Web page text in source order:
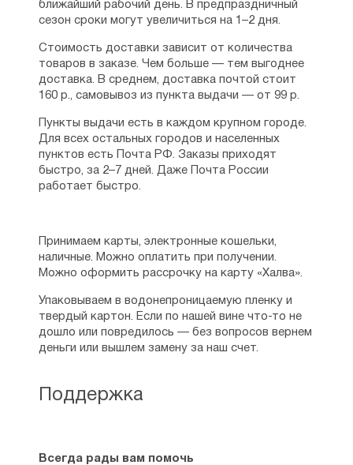
Поддержка
Всегда рады вам помочь
ближайший рабочий день. В предпраздничный
сезон сроки могут увеличиться на 1–2 дня.
Стоимость доставки зависит от количества
товаров в заказе. Чем больше — тем выгоднее
доставка. В среднем, доставка почтой стоит
160 р., самовывоз из пункта выдачи — от 99 р.
Пункты выдачи есть в каждом крупном городе.
Для всех остальных городов и населенных
пунктов есть Почта РФ. Заказы приходят
быстро, за 2–7 дней. Даже Почта России
работает быстро.
Принимаем карты, электронные кошельки,
наличные. Можно оплатить при получении.
Можно оформить рассрочку на карту «Халва».
Упаковываем в водонепроницаемую пленку и
твердый картон. Если по нашей вине что-то не
дошло или повредилось — без вопросов вернем
деньги или вышлем замену за наш счет.